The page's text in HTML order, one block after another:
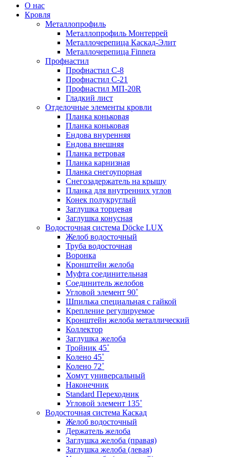
О нас
Кровля
Металлопрофиль
Металлопрофиль Монтеррей
Металлочерепица Каскад-Элит
Металлочерепица Finnera
Профнастил
Профнастил С-8
Профнастил С-21
Профнастил МП-20R
Гладкий лист
Отделочные элементы кровли
Планка коньковая
Планка коньковая
Ендова внуренняя
Ендова внешняя
Планка ветровая
Планка карнизная
Планка снегоупорная
Снегозадержатель на крышу
Планка для внутренних углов
Конек полукруглый
Заглушка торцевая
Заглушка конусная
Водосточная система Döcke LUX
Желоб водосточный
Труба водосточная
Воронка
Кронштейн желоба
Муфта соединительная
Соединитель желобов
Угловой элемент 90˚
Шпилька специальная с гайкой
Крепление регулируемое
Кронштейн желоба металлический
Коллектор
Заглушка желоба
Тройник 45˚
Колено 45˚
Колено 72˚
Хомут универсальный
Наконечник
Standard Переходник
Угловой элемент 135˚
Водосточная система Каскад
Желоб водосточный
Держатель желоба
Заглушка желоба (правая)
Заглушка желоба (левая)